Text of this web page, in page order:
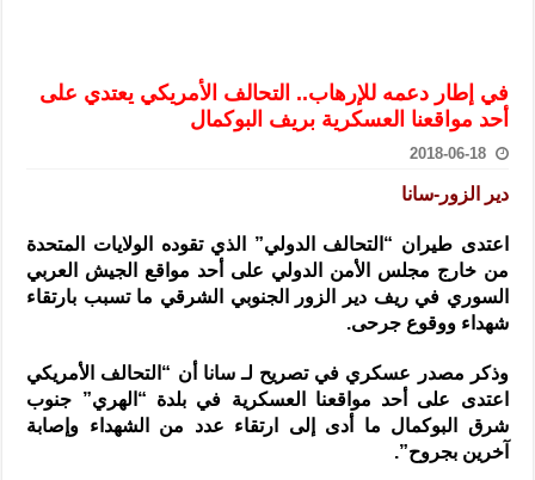
سوريا تبحث مع الإيسيسكو التعاون في البحث العلمي وحماية التراث
في إطار دعمه للإرهاب.. التحالف الأمريكي يعتدي على
أحد مواقعنا العسكرية بريف البوكمال
2018-06-18
دير الزور-سانا
اعتدى طيران “التحالف الدولي” الذي تقوده الولايات المتحدة
من خارج مجلس الأمن الدولي على أحد مواقع الجيش العربي
السوري في ريف دير الزور الجنوبي الشرقي ما تسبب بارتقاء
شهداء ووقوع جرحى.
وذكر مصدر عسكري في تصريح لـ سانا أن “التحالف الأمريكي
اعتدى على أحد مواقعنا العسكرية في بلدة “الهري” جنوب
شرق البوكمال ما أدى إلى ارتقاء عدد من الشهداء وإصابة
آخرين بجروح”.